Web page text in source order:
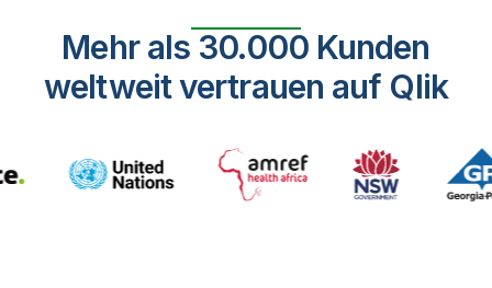
Mehr als 30.000 Kunden
weltweit vertrauen auf Qlik